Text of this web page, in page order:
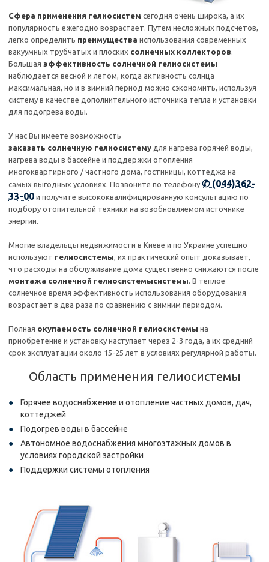
Сфера применения гелиосистем сегодня очень широка, а их
популярность ежегодно возрастает. Путем несложных подсчетов,
легко определить преимущества использования современных
вакуумных трубчатых и плоских солнечных коллекторов.
Большая эффективность солнечной гелиосистемы
наблюдается весной и летом, когда активность солнца
максимальная, но и в зимний период можно сэкономить, используя
систему в качестве дополнительного источника тепла и установки
для подогрева воды.
У нас Вы имеете возможность
заказать солнечную гелиосистему для нагрева горячей воды,
нагрева воды в бассейне и поддержки отопления
многоквартирного / частного дома, гостиницы, коттеджа на
самых выгодных условиях. Позвоните по телефону ✆ (044)362-
33-00 и получите высококвалифицированную консультацию по
подбору отопительной техники на возобновляемом источнике
энергии.
Многие владельцы недвижимости в Киеве и по Украине успешно
используют гелиосистемы, их практический опыт доказывает,
что расходы на обслуживание дома существенно снижаются после
монтажа солнечной гелиосистемысистемы. В теплое
солнечное время эффективность использования оборудования
возрастает в два раза по сравнению с зимним периодом.
Полная окупаемость солнечной гелиосистемы на
приобретение и установку наступает через 2-3 года, а их средний
срок эксплуатации около 15-25 лет в условиях регулярной работы.
Область применения гелиосистемы
Горячее водоснабжение и отопление частных домов, дач,
коттеджей
Подогрев воды в бассейне
Автономное водоснабжения многоэтажных домов в
условиях городской застройки
Поддержки системы отопления